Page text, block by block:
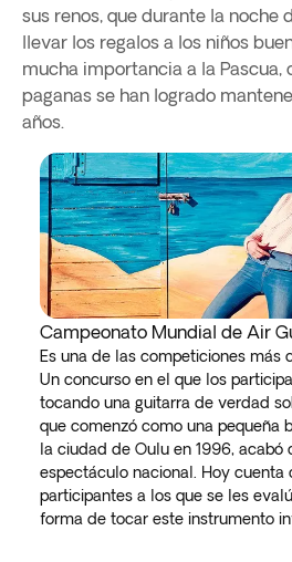
sus renos, que durante la noche
llevar los regalos a los niños
mucha importancia a la Pascua,
paganas se han logrado
años.
Campeonato Mundial de Air
Es una de las competiciones más
Un concurso en el que los
tocando una guitarra de verdad
que comenzó como una pequeña
la ciudad de Oulu en 1996, acabó
espectáculo nacional. Hoy cuenta
participantes a los que se les
forma de tocar este instrumento